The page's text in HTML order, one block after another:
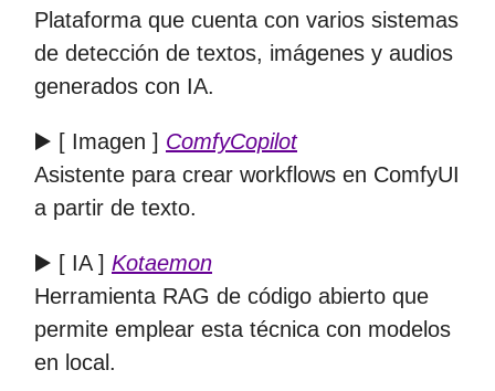
Plataforma que cuenta con varios sistemas
de detección de textos, imágenes y audios
generados con IA.
▶️ [ Imagen ] ComfyCopilot
Asistente para crear workflows en ComfyUI
a partir de texto.
▶️ [ IA ] Kotaemon
Herramienta RAG de código abierto que
permite emplear esta técnica con modelos
en local.